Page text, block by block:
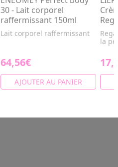
30 - Lait corporel
raffermissant 150ml
Lait corporel raffermissant
64,56€
AJOUTER AU PANIER
la